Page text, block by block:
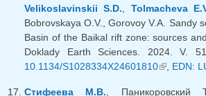
Velikoslavinskii S.D.
Tolmacheva
Bobrovskaya O.V., Gorovoy V.A. Sandy
Basin of the Baikal rift zone: sources
Doklady Earth Sciences. 2024. V.
10.1134/S1028334X24601810(внешняя
EDN:
Стифеева М.В. , Паникоровский